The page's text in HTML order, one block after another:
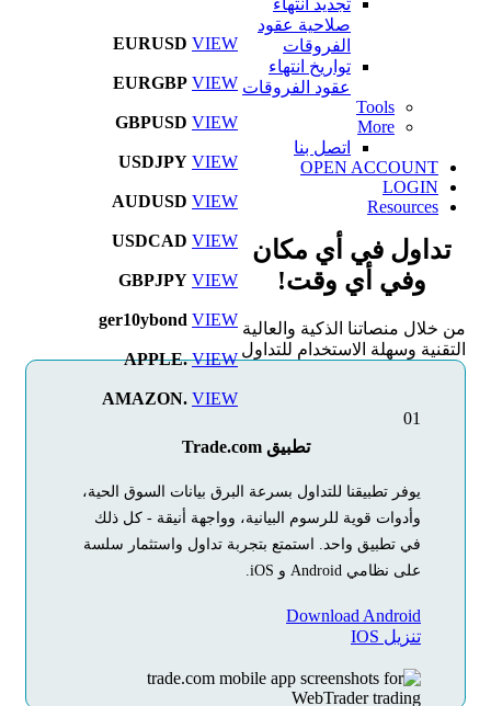
EURUSD VIEW
EURGBP VIEW
GBPUSD VIEW
USDJPY VIEW
AUDUSD VIEW
USDCAD VIEW
GBPJPY VIEW
ger10ybond VIEW
APPLE. VIEW
AMAZON. VIEW
تجديد انتهاء
صلاحية عقود
الفروقات
تواريخ انتهاء
عقود الفروقات
Tools
More
اتصل بنا
OPEN ACCOUNT
LOGIN
Resources
تداول في أي مكان
وفي أي وقت!
من خلال منصاتنا الذكية والعالية
التقنية وسهلة الاستخدام للتداول
01
تطبيق Trade.com
يوفر تطبيقنا للتداول بسرعة البرق بيانات السوق الحية،
وأدوات قوية للرسوم البيانية، وواجهة أنيقة - كل ذلك
في تطبيق واحد. استمتع بتجربة تداول واستثمار سلسة
على نظامي Android و iOS.
Download Android
تنزيل IOS